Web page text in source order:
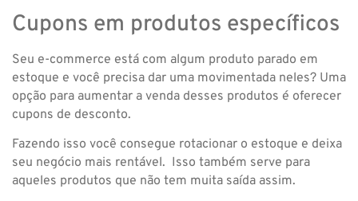
Cupons em produtos específicos
Seu e-commerce está com algum produto parado em
estoque e você precisa dar uma movimentada neles? Uma
opção para aumentar a venda desses produtos é oferecer
cupons de desconto.
Fazendo isso você consegue rotacionar o estoque e deixa
seu negócio mais rentável. Isso também serve para
aqueles produtos que não tem muita saída assim.